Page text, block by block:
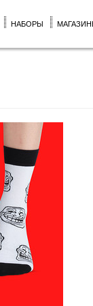
НАБОРЫ